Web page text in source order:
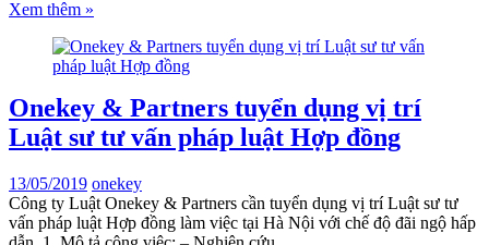
Xem thêm »
Onekey & Partners tuyển dụng vị trí
Luật sư tư vấn pháp luật Hợp đồng
13/05/2019 onekey
Công ty Luật Onekey & Partners cần tuyển dụng vị trí Luật sư tư
vấn pháp luật Hợp đồng làm việc tại Hà Nội với chế độ đãi ngộ hấp